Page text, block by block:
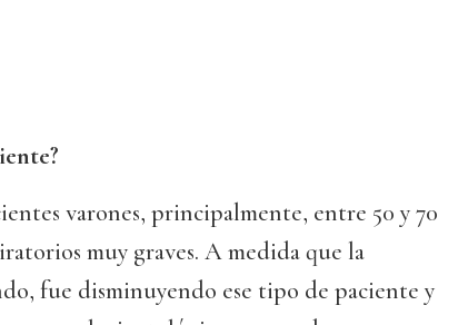
varones, principalmente, entre 50 y 70
muy graves. A medida que la
fue disminuyendo ese tipo de paciente y